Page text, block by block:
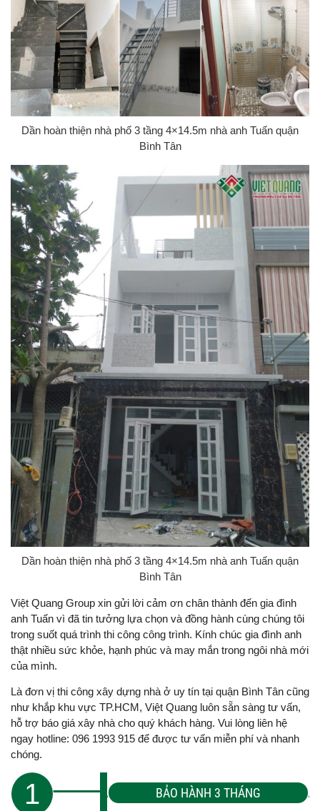
Dần hoàn thiện nhà phố 3 tầng 4×14.5m nhà anh Tuấn quận
Bình Tân
Dần hoàn thiện nhà phố 3 tầng 4×14.5m nhà anh Tuấn quận
Bình Tân
Việt Quang Group xin gửi lời cảm ơn chân thành đến gia đình
anh Tuấn vì đã tin tưởng lựa chọn và đồng hành cùng chúng tôi
trong suốt quá trình thi công công trình. Kính chúc gia đình anh
thật nhiều sức khỏe, hạnh phúc và may mắn trong ngôi nhà mới
của mình.
Là đơn vị thi công xây dựng nhà ở uy tín tại quận Bình Tân cũng
như khắp khu vực TP.HCM, Việt Quang luôn sẵn sàng tư vấn,
hỗ trợ báo giá xây nhà cho quý khách hàng. Vui lòng liên hệ
ngay hotline: 096 1993 915 để được tư vấn miễn phí và nhanh
chóng.
1 BẢO HÀNH 3 THÁNG